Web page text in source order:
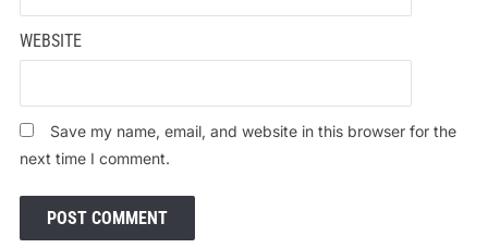
WEBSITE
Save my name, email, and website in this browser for the
next time I comment.